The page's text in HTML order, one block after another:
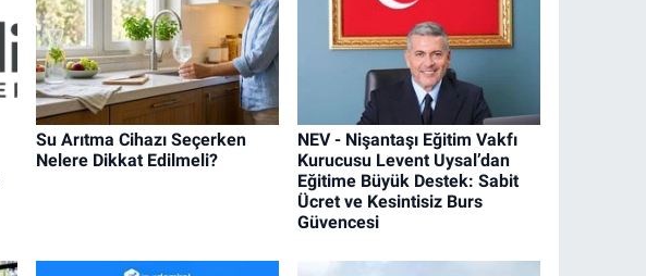
Su Arıtma Cihazı Seçerken
Nelere Dikkat Edilmeli?
NEV - Nişantaşı Eğitim Vakfı
Kurucusu Levent Uysal’dan
Eğitime Büyük Destek: Sabit
Ücret ve Kesintisiz Burs
Güvencesi